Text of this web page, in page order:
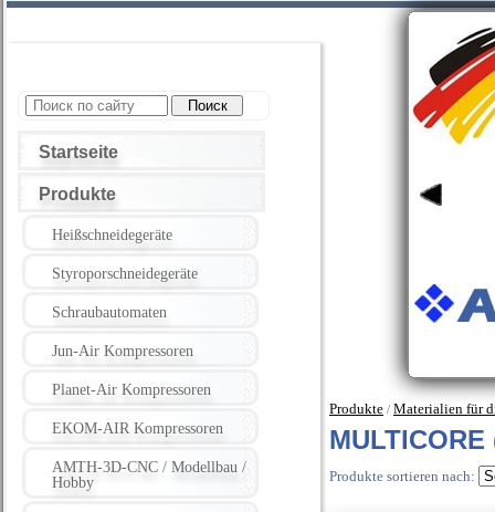
Startseite
Produkte
Heißschneidegeräte
Styroporschneidegeräte
Schraubautomaten
Jun-Air Kompressoren
Planet-Air Kompressoren
EKOM-AIR Kompressoren
AMTH-3D-CNC / Modellbau /
Hobby
Produkte / Materialien für
Produkte sortieren nach: